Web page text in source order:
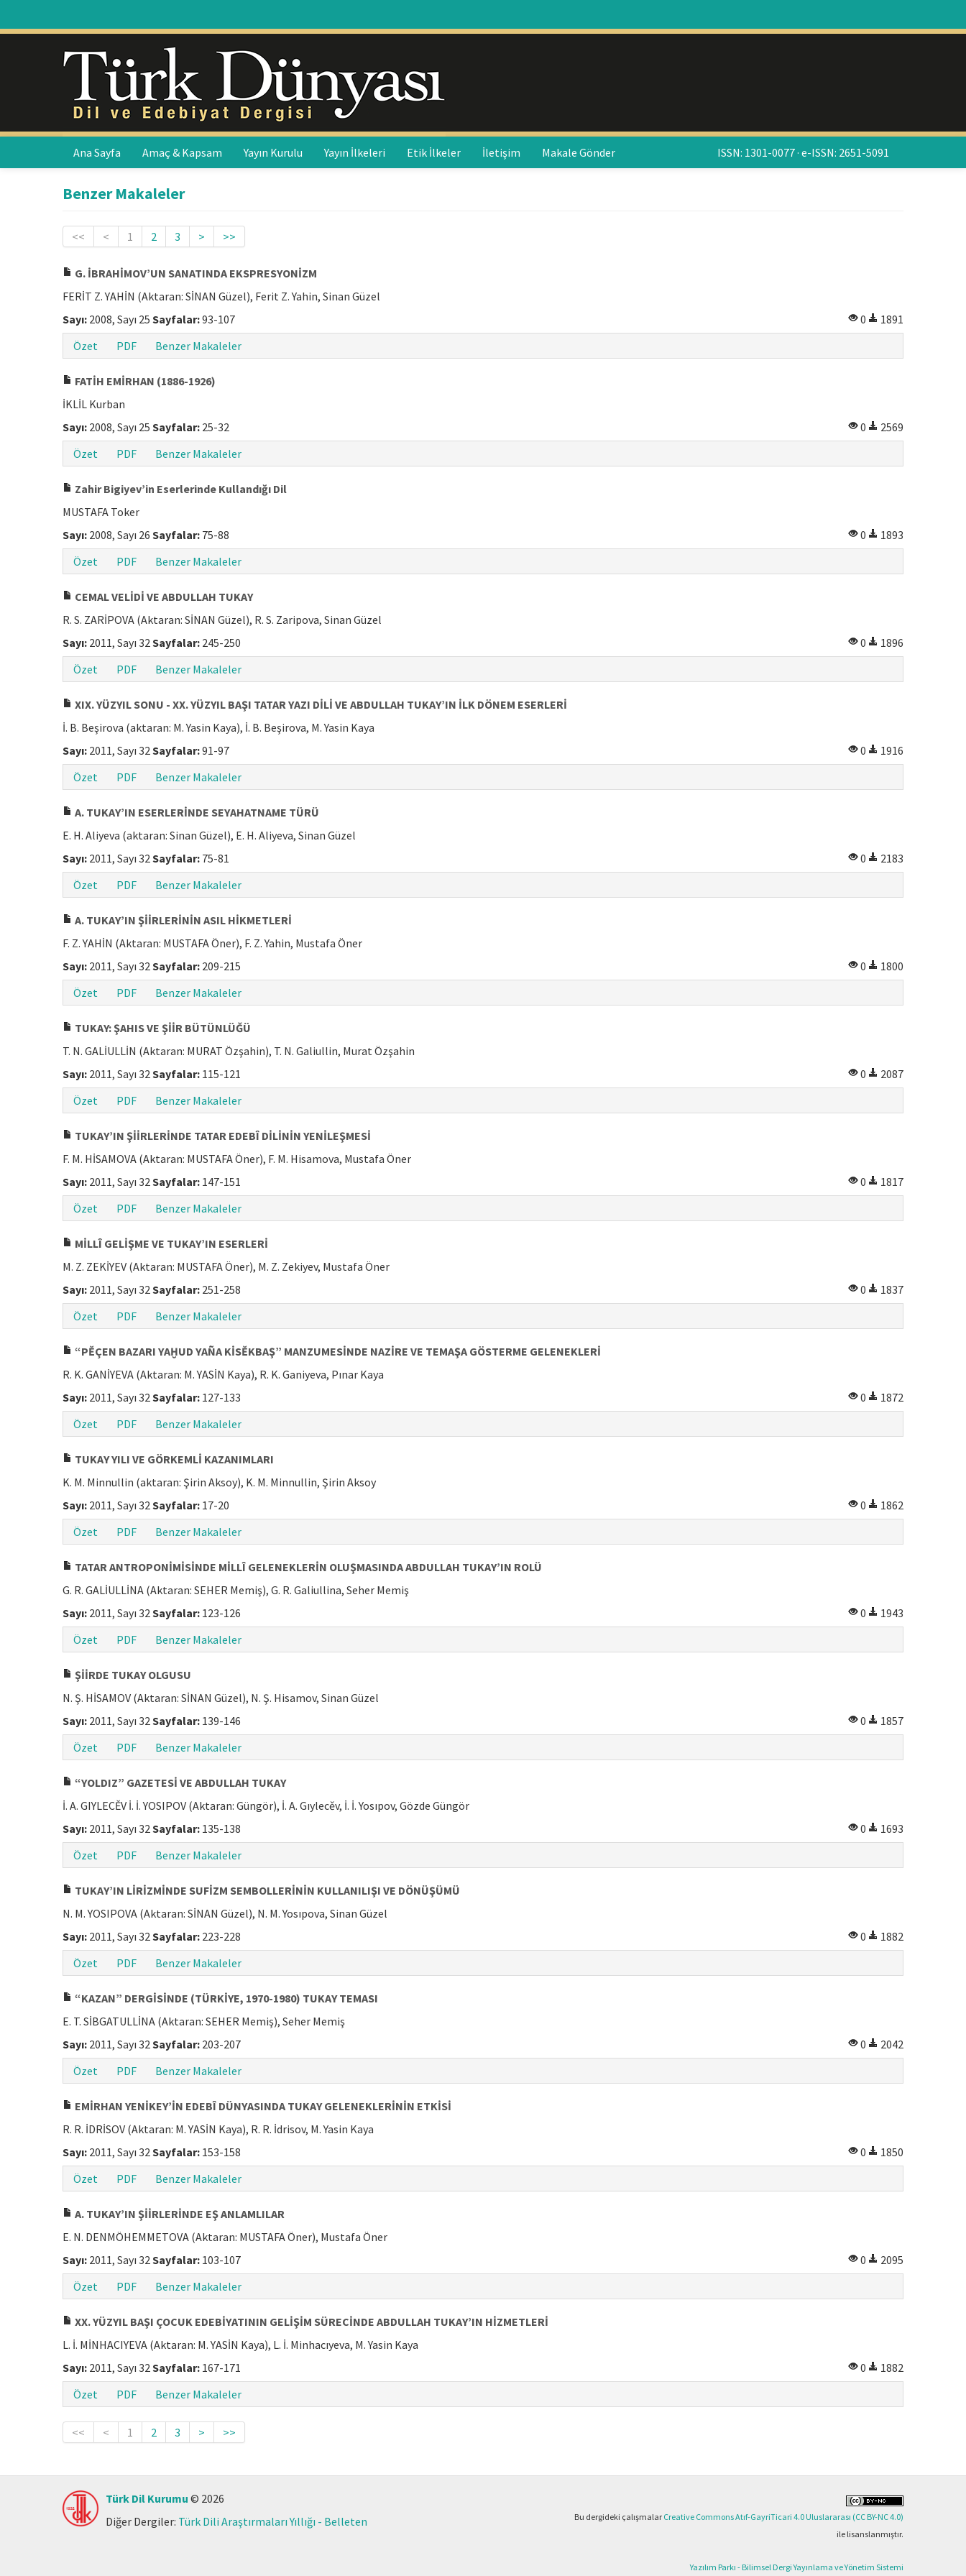
Ana Sayfa Amaç & Kapsam Yayın Kurulu Yayın İlkeleri Etik İlkeler İletişim Makale Gönder ISSN: 1301-0077 · e-ISSN: 2651-5091
Benzer Makaleler
<< < 1 2 3 > >>
G. İBRAHİMOV’UN SANATINDA EKSPRESYONİZM
FERİT Z. YAHİN (Aktaran: SİNAN Güzel), Ferit Z. Yahin, Sinan Güzel
Sayı: 2008, Sayı 25 Sayfalar:93-107 0
1891
Özet
PDF Benzer Makaleler
FATİH EMİRHAN (1886-1926)
İKLİL Kurban
Sayı: 2008, Sayı 25 Sayfalar: 25-32 0
2569
Özet
PDF Benzer Makaleler
Zahir Bigiyev’in Eserlerinde Kullandığı Dil
MUSTAFA Toker
Sayı: 2008, Sayı 26 Sayfalar: 75-88 0
1893
Özet
PDF Benzer Makaleler
CEMAL VELİDİ VE ABDULLAH TUKAY
R. S. ZARİPOVA (Aktaran: SİNAN Güzel), R. S. Zaripova, Sinan Güzel
Sayı: 2011, Sayı 32Sayfalar: 245-250 0
1896
Özet
PDF Benzer Makaleler
XIX. YÜZYIL SONU - XX. YÜZYIL BAŞI TATAR YAZI DİLİ VE ABDULLAH TUKAY’IN İLK DÖNEM ESERLERİ
İ. B. Beşirova (aktaran: M. Yasin Kaya), İ. B. Beşirova, M. Yasin Kaya
Sayı: 2011, Sayı 32Sayfalar:91-97 0
1916
Özet
PDF Benzer Makaleler
A. TUKAY’IN ESERLERİNDE SEYAHATNAME TÜRÜ
E. H. Aliyeva (aktaran: Sinan Güzel), E. H. Aliyeva, Sinan Güzel
Sayı: 2011, Sayı 32Sayfalar: 75-81 0
2183
Özet
PDF Benzer Makaleler
A. TUKAY’IN ŞİİRLERİNİN ASIL HİKMETLERİ
F. Z. YAHİN (Aktaran: MUSTAFA Öner), F. Z. Yahin, Mustafa Öner
Sayı: 2011, Sayı 32Sayfalar: 209-215 0
1800
Özet
PDF Benzer Makaleler
TUKAY: ŞAHIS VE ŞİİR BÜTÜNLÜĞÜ
T. N. GALİULLİN (Aktaran: MURAT Özşahin), T. N. Galiullin, Murat Özşahin
Sayı: 2011, Sayı 32Sayfalar: 115-121 0
2087
Özet
PDF Benzer Makaleler
TUKAY’IN ŞİİRLERİNDE TATAR EDEBÎ DİLİNİN YENİLEŞMESİ
F. M. HİSAMOVA (Aktaran: MUSTAFA Öner), F. M. Hisamova, Mustafa Öner
Sayı: 2011, Sayı 32Sayfalar: 147-151 0
1817
Özet
PDF Benzer Makaleler
MİLLÎ GELİŞME VE TUKAY’IN ESERLERİ
M. Z. ZEKİYEV (Aktaran: MUSTAFA Öner), M. Z. Zekiyev, Mustafa Öner
Sayı: 2011, Sayı 32Sayfalar: 251-258 0
1837
Özet
PDF Benzer Makaleler
“PĚÇEN BAZARI YAḪUD YAÑA KİSĚKBAŞ” MANZUMESİNDE NAZİRE VE TEMAŞA GÖSTERME GELENEKLERİ
R. K. GANİYEVA (Aktaran: M. YASİN Kaya), R. K. Ganiyeva, Pınar Kaya
Sayı: 2011, Sayı 32Sayfalar: 127-133 0
1872
Özet
PDF Benzer Makaleler
TUKAY YILI VE GÖRKEMLİ KAZANIMLARI
K. M. Minnullin (aktaran: Şirin Aksoy), K. M. Minnullin, Şirin Aksoy
Sayı: 2011, Sayı 32Sayfalar: 17-20 0
1862
Özet
PDF Benzer Makaleler
TATAR ANTROPONİMİSİNDE MİLLÎ GELENEKLERİN OLUŞMASINDA ABDULLAH TUKAY’IN ROLÜ
G. R. GALİULLİNA (Aktaran: SEHER Memiş), G. R. Galiullina, Seher Memiş
Sayı: 2011, Sayı 32Sayfalar: 123-126 0
1943
Özet
PDF Benzer Makaleler
ŞİİRDE TUKAY OLGUSU
N. Ş. HİSAMOV (Aktaran: SİNAN Güzel), N. Ş. Hisamov, Sinan Güzel
Sayı: 2011, Sayı 32Sayfalar: 139-146 0
1857
Özet
PDF Benzer Makaleler
“YOLDIZ” GAZETESİ VE ABDULLAH TUKAY
İ. A. GIYLECĚV İ. İ. YOSIPOV (Aktaran: Güngör), İ. A. Gıylecěv, İ. İ. Yosıpov, Gözde Güngör
Sayı: 2011, Sayı 32Sayfalar: 135-138 0
1693
Özet
PDF Benzer Makaleler
TUKAY’IN LİRİZMİNDE SUFİZM SEMBOLLERİNİN KULLANILIŞI VE DÖNÜŞÜMÜ
N. M. YOSIPOVA (Aktaran: SİNAN Güzel), N. M. Yosıpova, Sinan Güzel
Sayı: 2011, Sayı 32Sayfalar: 223-228 0
1882
Özet
PDF Benzer Makaleler
“KAZAN” DERGİSİNDE (TÜRKİYE, 1970-1980) TUKAY TEMASI
E. T. SİBGATULLİNA (Aktaran: SEHER Memiş), Seher Memiş
Sayı: 2011, Sayı 32Sayfalar: 203-207 0
2042
Özet
PDF Benzer Makaleler
EMİRHAN YENİKEY’İN EDEBÎ DÜNYASINDA TUKAY GELENEKLERİNİN ETKİSİ
R. R. İDRİSOV (Aktaran: M. YASİN Kaya), R. R. İdrisov, M. Yasin Kaya
Sayı: 2011, Sayı 32Sayfalar: 153-158 0
1850
Özet
PDF Benzer Makaleler
A. TUKAY’IN ŞİİRLERİNDE EŞ ANLAMLILAR
E. N. DENMÖHEMMETOVA (Aktaran: MUSTAFA Öner), Mustafa Öner
Sayı: 2011, Sayı 32Sayfalar: 103-107 0
2095
Özet
PDF Benzer Makaleler
XX. YÜZYIL BAŞI ÇOCUK EDEBİYATININ GELİŞİM SÜRECİNDE ABDULLAH TUKAY’IN HİZMETLERİ
L. İ. MİNHACIYEVA (Aktaran: M. YASİN Kaya), L. İ. Minhacıyeva, M. Yasin Kaya
Sayı: 2011, Sayı 32Sayfalar: 167-171 0
1882
Özet
PDF Benzer Makaleler
<< < 1 2 3 > >>
Türk Dil Kurumu © 2026
Diğer Dergiler: Türk Dili Araştırmaları Yıllığı - Belleten Bu dergideki çalışmalar Creative Commons Atıf-GayriTicari 4.0 Uluslararası (CC BY-NC 4.0)
ile lisanslanmıştır.
Yazılım Parkı - Bilimsel Dergi Yayınlama ve Yönetim Sistemi